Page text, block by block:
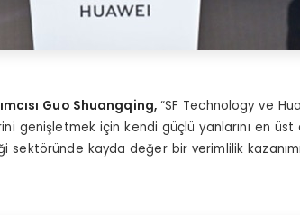
Guo Shuangqing, “SF Technology ve
genişletmek için kendi güçlü yanlarını en üst
sektöründe kayda değer bir verimlilik